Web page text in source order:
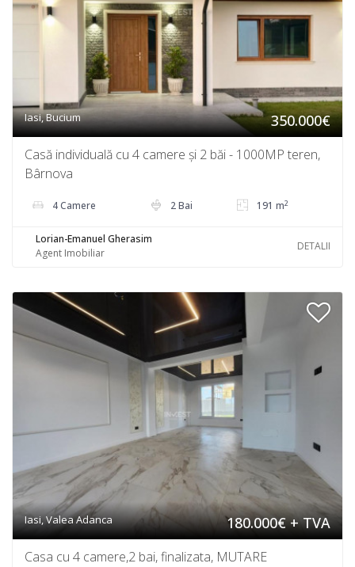
Iasi, Bucium 350.000€
Casă individuală cu 4 camere și 2 băi - 1000MP teren,
Bârnova
4 Camere 2 Bai 191 m2
Lorian-Emanuel Gherasim
Agent Imobiliar
DETALII
Iasi, Valea Adanca 180.000€ + TVA
Casa cu 4 camere,2 bai, finalizata, MUTARE